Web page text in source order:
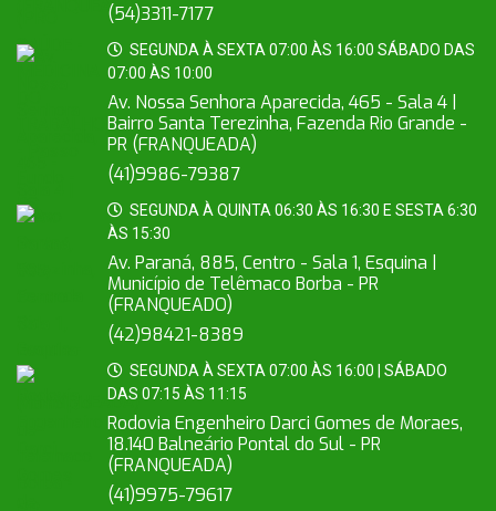
(54)3311-7177
SEGUNDA À SEXTA 07:00 ÀS 16:00 SÁBADO DAS
07:00 ÀS 10:00
Av. Nossa Senhora Aparecida, 465 - Sala 4 |
Bairro Santa Terezinha, Fazenda Rio Grande -
PR (FRANQUEADA)
(41)9986-79387
SEGUNDA À QUINTA 06:30 ÀS 16:30 E SESTA 6:30
ÀS 15:30
Av. Paraná, 885, Centro - Sala 1, Esquina |
Município de Telêmaco Borba - PR
(FRANQUEADO)
(42)98421-8389
SEGUNDA À SEXTA 07:00 ÀS 16:00 | SÁBADO
DAS 07:15 ÀS 11:15
Rodovia Engenheiro Darci Gomes de Moraes,
18.140 Balneário Pontal do Sul - PR
(FRANQUEADA)
(41)9975-79617